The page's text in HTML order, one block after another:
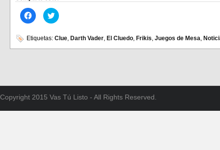
Haz
clic
en
Facebook
(Se
Haz
clic
en
Twitter
(Se
Etiquetas: Clue, Darth Vader, El Cluedo, Frikis, Juegos de Mesa,
Copyright 2015 Vas Tú Listo - All Rights Reserved.